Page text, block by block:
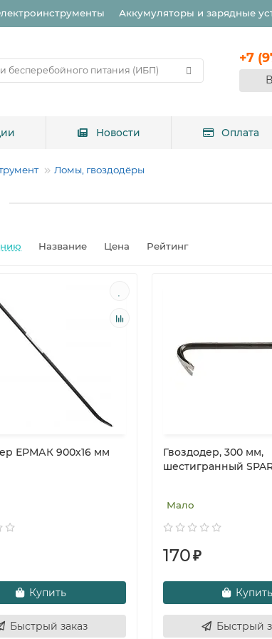
Аккумуляторы и зарядные
+7
Новости Оплата
Ломы, гвоздодёры
Название Цена Рейтинг
ЕРМАК 900х16 мм
Купить
Быстрый заказ
Гвоздодер, 300 мм,
шестигранный
Мало
170₽
Купить
Быстрый